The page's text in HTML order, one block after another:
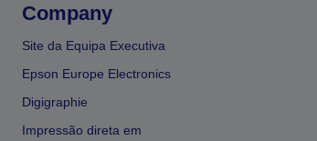
Company
Site da Equipa Executiva
Epson Europe Electronics
Digigraphie
Impressão direta em